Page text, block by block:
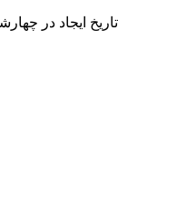
تاریخ ایجاد در چهارشنبه, 10 دی